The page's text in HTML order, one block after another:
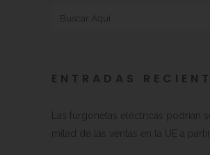
ENTRADAS
Las furgonetas eléctricas podrían
mitad de las ventas en la UE a